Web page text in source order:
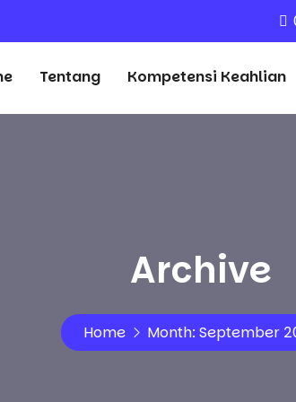
Tentang Kompetensi Keahlian
Archive
Home Month: September